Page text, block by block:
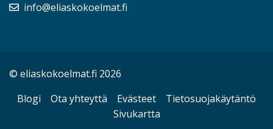
info@eliaskokoelmat.fi
© eliaskokoelmat.fi 2026
Blogi
Ota yhteyttä Evästeet
Tietosuojakäytäntö
Sivukartta